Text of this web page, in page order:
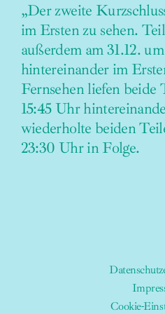
„Der zweite
im Ersten zu sehen.
außerdem am 31.12.
hintereinander im
Fernsehen liefen beide
15:45 Uhr
wiederholte beiden
23:30 Uhr in Folge.
Cookie-